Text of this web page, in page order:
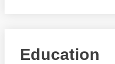
Education